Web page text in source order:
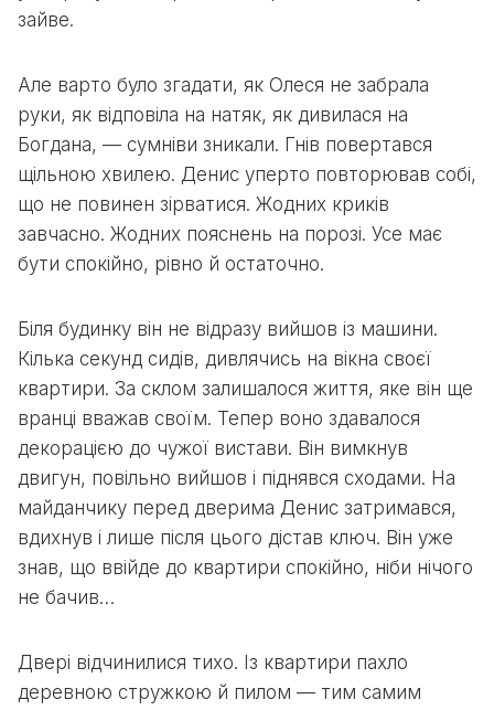
зайве.
Але варто було згадати, як Олеся не забрала
руки, як відповіла на натяк, як дивилася на
Богдана, — сумніви зникали. Гнів повертався
щільною хвилею. Денис уперто повторював собі,
що не повинен зірватися. Жодних криків
завчасно. Жодних пояснень на порозі. Усе має
бути спокійно, рівно й остаточно.
Біля будинку він не відразу вийшов із машини.
Кілька секунд сидів, дивлячись на вікна своєї
квартири. За склом залишалося життя, яке він ще
вранці вважав своїм. Тепер воно здавалося
декорацією до чужої вистави. Він вимкнув
двигун, повільно вийшов і піднявся сходами. На
майданчику перед дверима Денис затримався,
вдихнув і лише після цього дістав ключ. Він уже
знав, що ввійде до квартири спокійно, ніби нічого
не бачив…
Двері відчинилися тихо. Із квартири пахло
деревною стружкою й пилом — тим самим